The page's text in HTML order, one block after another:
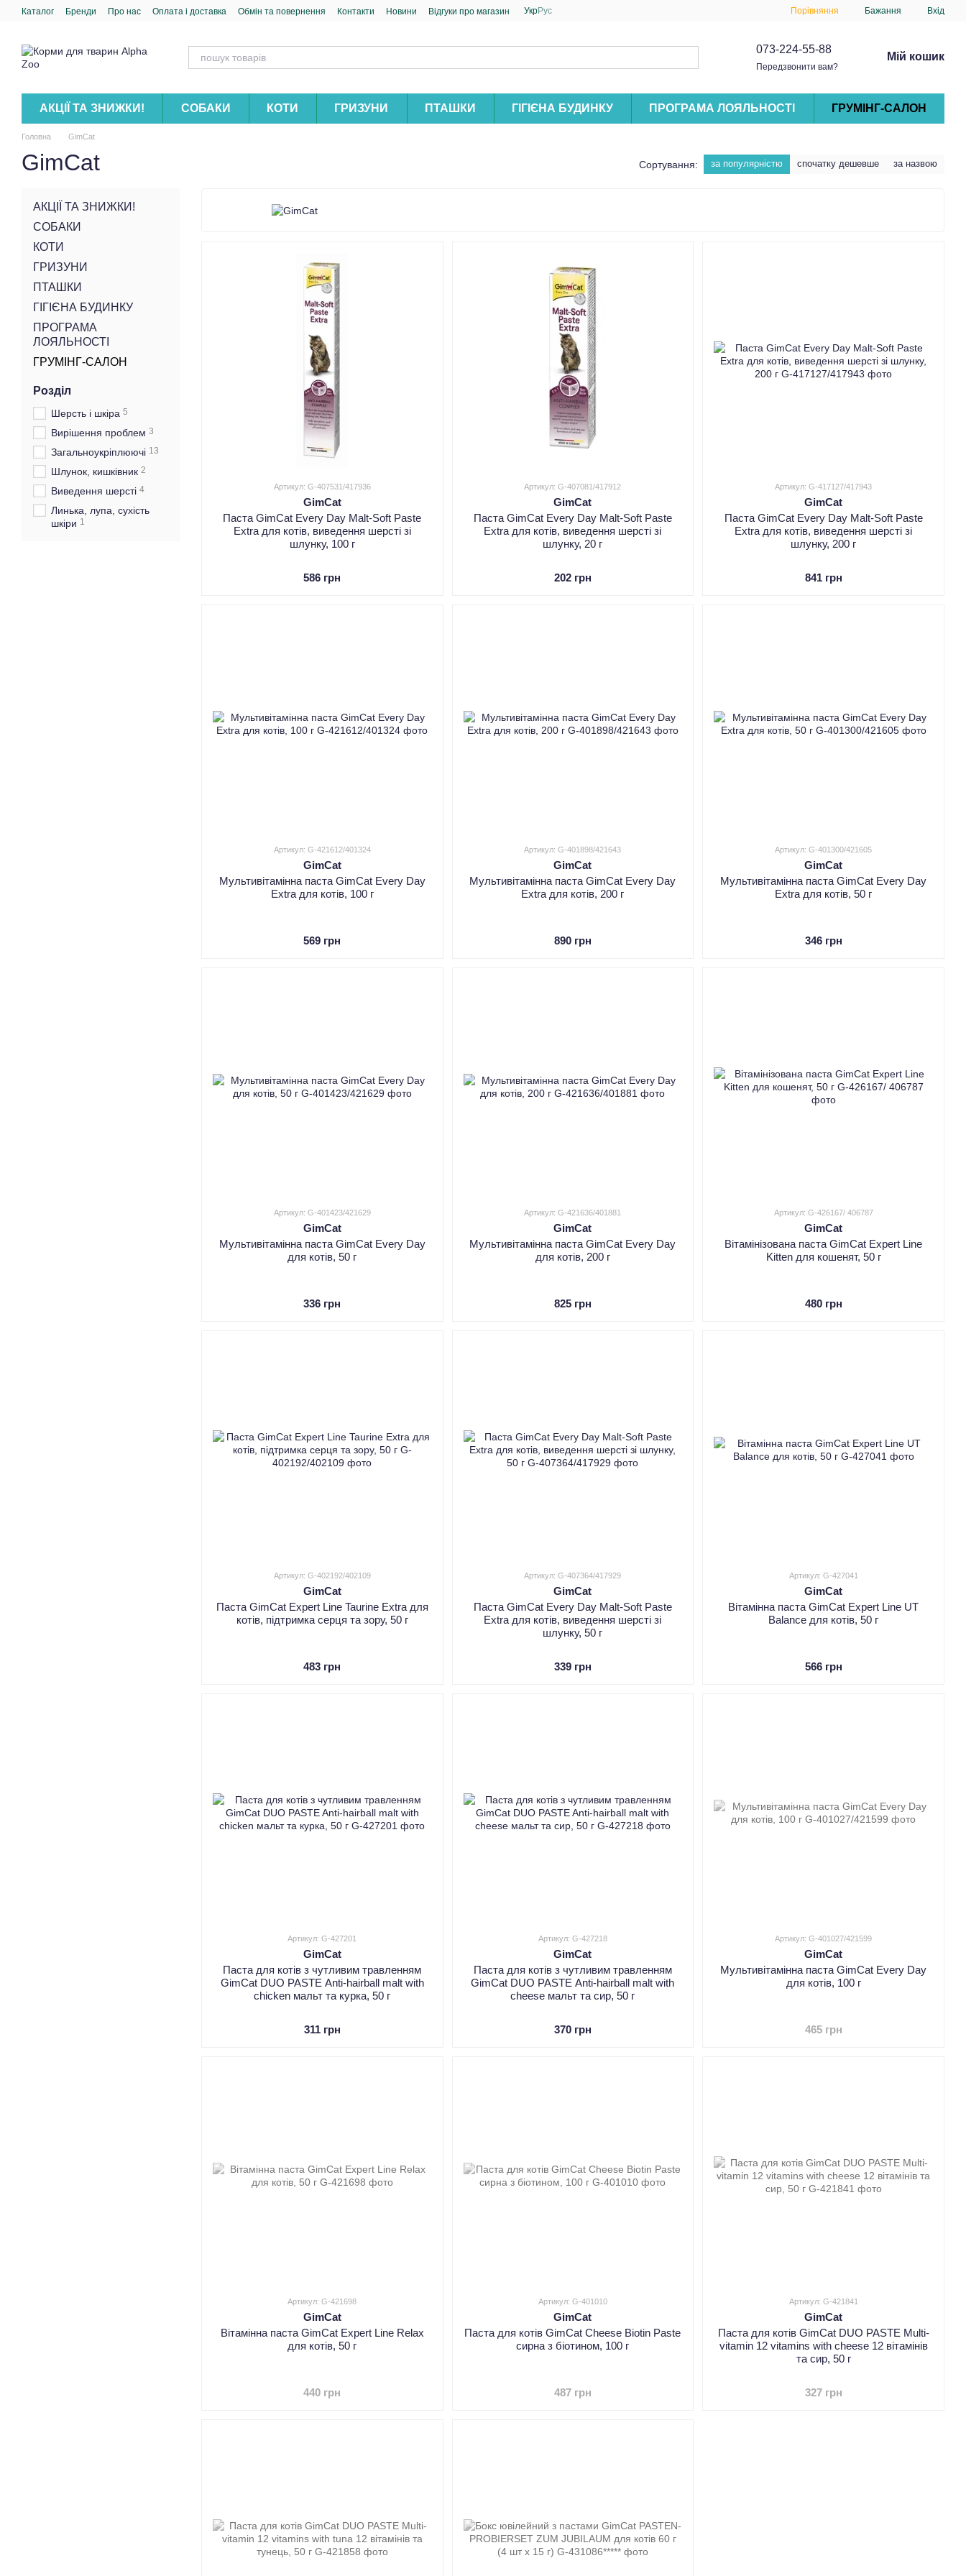
Перейти до основного контенту
Каталог Бренди Про нас Оплата і доставка Обмін та повернення Контакти Новини Відгуки про магазин УкрРус Порівняння Бажання Вхід
073-224-55-88
Передзвонити вам?
Мій кошик
АКЦІЇ ТА ЗНИЖКИ! СОБАКИ КОТИ ГРИЗУНИ ПТАШКИ ГІГІЄНА БУДИНКУ ПРОГРАМА ЛОЯЛЬНОСТІ ГРУМІНГ-САЛОН
Головна GimCat
GimCat Сортування: за популярністю спочатку дешевше за назвою
Артикул: G-407531/417936
GimCat
Паста GimCat Every Day Malt-Soft Paste
Extra для котів, виведення шерсті зі
шлунку, 100 г
586 грн
Артикул: G-407081/417912
GimCat
Паста GimCat Every Day Malt-Soft Paste
Extra для котів, виведення шерсті зі
шлунку, 20 г
202 грн
Артикул: G-417127/417943
GimCat
Паста GimCat Every Day Malt-Soft Paste
Extra для котів, виведення шерсті зі
шлунку, 200 г
841 грн
Артикул: G-421612/401324
GimCat
Мультивітамінна паста GimCat Every Day
Extra для котів, 100 г
569 грн
Артикул: G-401898/421643
GimCat
Мультивітамінна паста GimCat Every Day
Extra для котів, 200 г
890 грн
Артикул: G-401300/421605
GimCat
Мультивітамінна паста GimCat Every Day
Extra для котів, 50 г
346 грн
Артикул: G-401423/421629
GimCat
Мультивітамінна паста GimCat Every Day
для котів, 50 г
336 грн
Артикул: G-421636/401881
GimCat
Мультивітамінна паста GimCat Every Day
для котів, 200 г
825 грн
Артикул: G-426167/ 406787
GimCat
Вітамінізована паста GimCat Expert Line
Kitten для кошенят, 50 г
480 грн
Артикул: G-402192/402109
GimCat
Паста GimCat Expert Line Taurine Extra для
котів, підтримка серця та зору, 50 г
483 грн
Артикул: G-407364/417929
GimCat
Паста GimCat Every Day Malt-Soft Paste
Extra для котів, виведення шерсті зі
шлунку, 50 г
339 грн
Артикул: G-427041
GimCat
Вітамінна паста GimCat Expert Line UT
Balance для котів, 50 г
566 грн
Артикул: G-427201
GimCat
Паста для котів з чутливим травленням
GimCat DUO PASTE Anti-hairball malt with
chicken мальт та курка, 50 г
311 грн
Артикул: G-427218
GimCat
Паста для котів з чутливим травленням
GimCat DUO PASTE Anti-hairball malt with
cheese мальт та сир, 50 г
370 грн
Артикул: G-401027/421599
GimCat
Мультивітамінна паста GimCat Every Day
для котів, 100 г
465 грн
Артикул: G-421698
GimCat
Вітамінна паста GimCat Expert Line Relax
для котів, 50 г
440 грн
Артикул: G-401010
GimCat
Паста для котів GimCat Cheese Biotin Paste
cирна з біотином, 100 г
487 грн
Артикул: G-421841
GimCat
Паста для котів GimCat DUO PASTE Multi-
vitamin 12 vitamins with cheese 12 вітамінів
та сир, 50 г
327 грн
АКЦІЇ ТА ЗНИЖКИ!
СОБАКИ
КОТИ
ГРИЗУНИ
ПТАШКИ
ГІГІЄНА БУДИНКУ
ПРОГРАМА
ЛОЯЛЬНОСТІ
ГРУМІНГ-САЛОН
Розділ
Шерсть і шкіра 5
Вирішення проблем 3
Загальноукріплюючі 13
Шлунок, кишківник 2
Виведення шерсті 4
Линька, лупа, сухість
шкіри 1